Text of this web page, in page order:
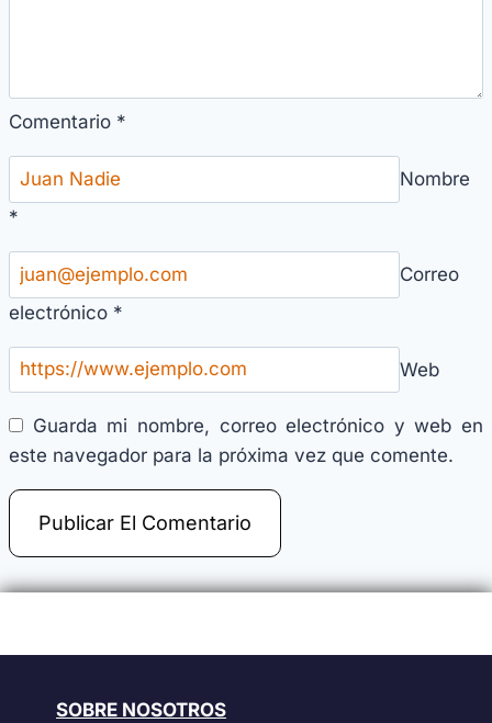
Comentario *
Nombre
*
Correo
electrónico *
Web
Guarda mi nombre, correo electrónico y web en
este navegador para la próxima vez que comente.
SOBRE NOSOTROS